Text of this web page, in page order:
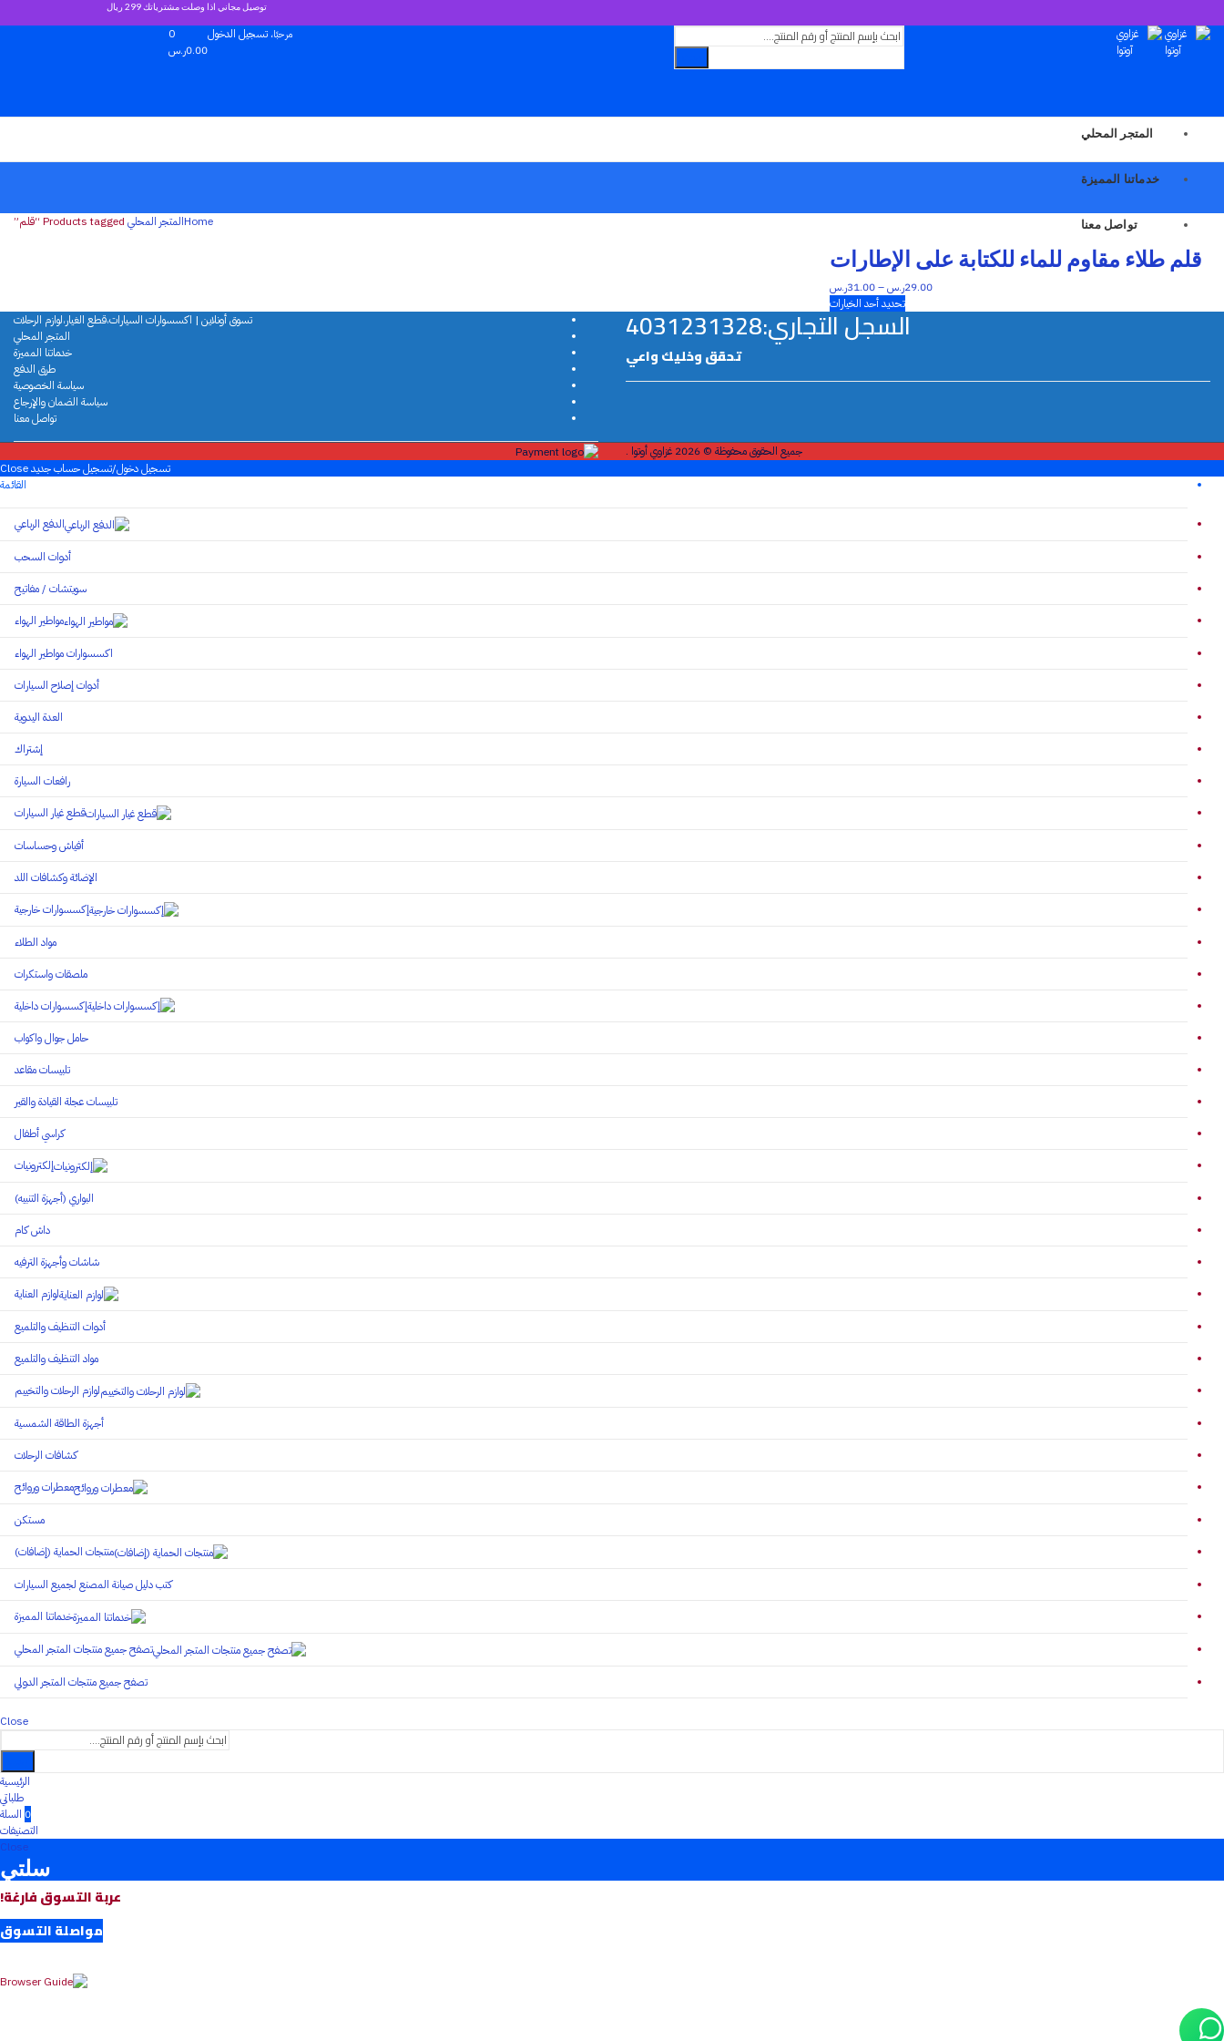
توصيل مجاني اذا وصلت مشترياتك 299 ريال
مرحبًا، تسجيل الدخول
0
0.00ر.س
المتجر المحلي
خدماتنا المميزة
تواصل معنا Homeالمتجر المحلي
قلم طلاء مقاوم للماء للكتابة على الإطارات
29.00ر.س–
31.00ر.سنطاق
السعر:
من
تحديد أحد الخيارات
السجل التجاري:4031231328
تحقق وخليك واعي
تسوق أونلاين | اكسسوارات السيارات،قطع الغيار،لوازم الرحلات
المتجر المحلي
خدماتنا المميزة
طرق الدفع
سياسة الخصوصية
سياسة الضمان والإرجاع
تواصل معنا
جميع الحقوق محفوظة © 2026 غزاوي أوتوا .
تسجيل دخول/تسجيل حساب جديدClose
القائمة
الدفع الرباعي
أدوات السحب
سويتشات / مفاتيح
مواطير الهواء
اكسسوارات مواطير الهواء
أدوات إصلاح السيارات
العدة اليدوية
إشتراك
رافعات السيارة
قطع غيار السيارات
أفياش وحساسات
الإضائة وكشافات اللد
إكسسوارات خارجية
مواد الطلاء
ملصقات واستكرات
إكسسوارات داخلية
حامل جوال واكواب
تلبيسات مقاعد
تلبيسات عجلة القيادة والقير
كراسي أطفال
إلكترونيات
البواري (أجهزة التنبيه)
داش كام
شاشات وأجهزة الترفيه
لوازم العناية
أدوات التنظيف والتلميع
مواد التنظيف والتلميع
لوازم الرحلات والتخييم
أجهزة الطاقة الشمسية
كشافات الرحلات
معطرات وروائح
مستكن
منتجات الحماية (إضافات)
كتب دليل صيانة المصنع لجميع السيارات
خدماتنا المميزة
تصفح جميع منتجات المتجر المحلي
تصفح جميع منتجات المتجر الدولي
Close
الرئيسية
طلباتي
0 السلة
التصنيفات
Close
سلتي
عربة التسوق فارغة!
مواصلة التسوق